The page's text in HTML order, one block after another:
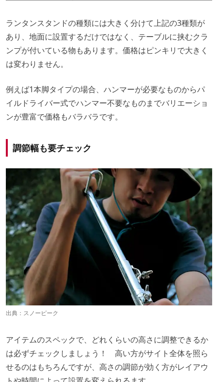
ランタンスタンドの種類には大きく分けて上記の3種類が
あり、地面に設置するだけではなく、テーブルに挟むクラ
ンプが付いている物もあります。価格はピンキリで大きく
は変わりません。
例えば1本脚タイプの場合、ハンマーが必要なものからパ
イルドライバー式でハンマー不要なものまでバリエーショ
ンが豊富で価格もバラバラです。
調節幅も要チェック
出典： スノーピーク
アイテムのスペックで、どれくらいの高さに調整できるか
は必ずチェックしましょう！ 高い方がサイト全体を照ら
せるのはもちろんですが、高さの調節が効く方がレイアウ